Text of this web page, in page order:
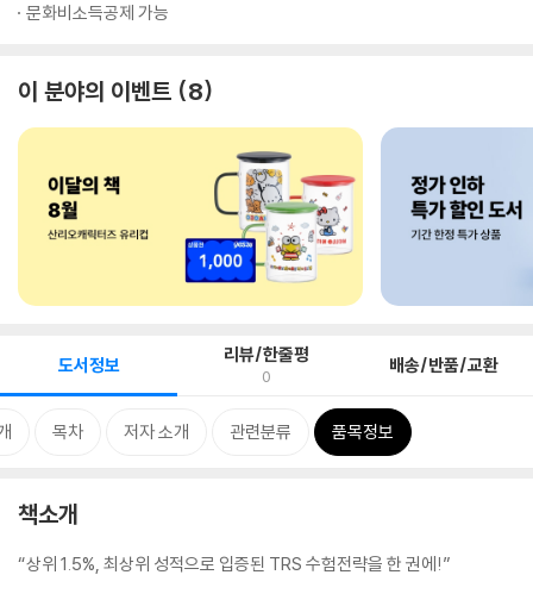
문화비소득공제 가능
이 분야의 이벤트 8
도서정보 리뷰/한줄평
0 배송/반품/교환
목차 저자 소개 관련분류 품목정보
책소개
“상위 1.5%, 최상위 성적으로 입증된 TRS 수험전략을 한 권에!”